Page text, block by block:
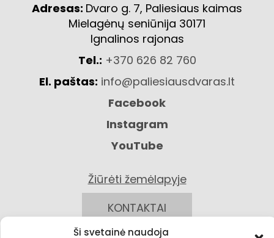
Ši svetainė naudoja
Adresas: Dvaro g. 7, Paliesiaus kaimas
Mielagėnų seniūnija 30171
Ignalinos rajonas
Tel.: +370 626 82 760
El. paštas: info@paliesiausdvaras.lt
Facebook
Instagram
YouTube
Žiūrėti žemėlapyje
KONTAKTAI